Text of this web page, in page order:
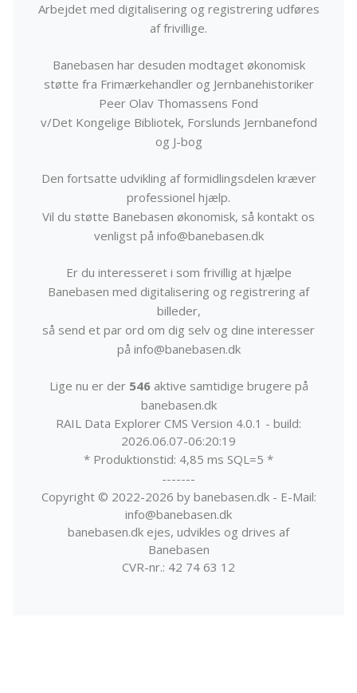
Arbejdet med digitalisering og registrering udføres
af frivillige.
Banebasen har desuden modtaget økonomisk
støtte fra Frimærkehandler og Jernbanehistoriker
Peer Olav Thomassens Fond
v/Det Kongelige Bibliotek, Forslunds Jernbanefond
og J-bog
Den fortsatte udvikling af formidlingsdelen kræver
professionel hjælp.
Vil du støtte Banebasen økonomisk, så kontakt os
venligst på info@banebasen.dk
Er du interesseret i som frivillig at hjælpe
Banebasen med digitalisering og registrering af
billeder,
så send et par ord om dig selv og dine interesser
på info@banebasen.dk
Lige nu er der 546aktive samtidige brugere på
banebasen.dk
RAIL Data Explorer CMS Version 4.0.1 - build:
2026.06.07-06:20:19
* Produktionstid: 4,85 ms SQL=5 *
-------
Copyright © 2022-2026 by banebasen.dk - E-Mail:
info@banebasen.dk
banebasen.dk ejes, udvikles og drives af
Banebasen
CVR-nr.: 42 74 63 12